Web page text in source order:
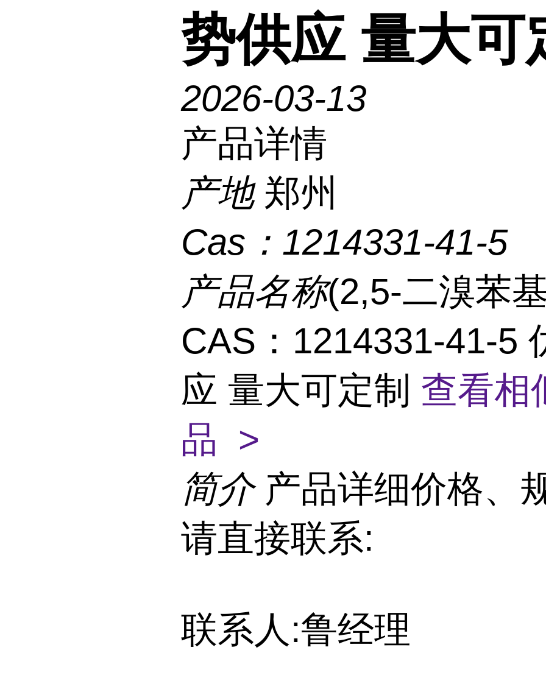
势供应 量大可
2026-03-13
产品详情
产地 郑州
Cas： 1214331-41-5
产品名称(2,5-二溴苯
CAS：1214331-41-5
应 量大可定制 查看相
品 >
简介 产品详细价格、
请直接联系:
联系人:鲁经理